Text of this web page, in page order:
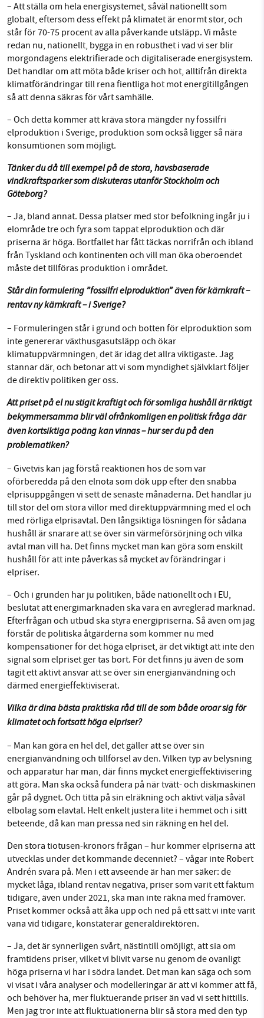
– Att ställa om hela energisystemet, såväl nationellt som
globalt, eftersom dess effekt på klimatet är enormt stor, och
står för 70-75 procent av alla påverkande utsläpp. Vi måste
redan nu, nationellt, bygga in en robusthet i vad vi ser blir
morgondagens elektrifierade och digitaliserade energisystem.
Det handlar om att möta både kriser och hot, alltifrån direkta
klimatförändringar till rena fientliga hot mot energitillgången
så att denna säkras för vårt samhälle.
– Och detta kommer att kräva stora mängder ny fossilfri
elproduktion i Sverige, produktion som också ligger så nära
konsumtionen som möjligt.
Tänker du då till exempel på de stora, havsbaserade
vindkraftsparker som diskuteras utanför Stockholm och
Göteborg?
– Ja, bland annat. Dessa platser med stor befolkning ingår ju i
elområde tre och fyra som tappat elproduktion och där
priserna är höga. Bortfallet har fått täckas norrifrån och ibland
från Tyskland och kontinenten och vill man öka oberoendet
måste det tillföras produktion i området.
Står din formulering ”fossilfri elproduktion” även för kärnkraft –
rentav ny kärnkraft – i Sverige?
– Formuleringen står i grund och botten för elproduktion som
inte genererar växthusgasutsläpp och ökar
klimatuppvärmningen, det är idag det allra viktigaste. Jag
stannar där, och betonar att vi som myndighet självklart följer
de direktiv politiken ger oss.
Att priset på el nu stigit kraftigt och för somliga hushåll är riktigt
bekymmersamma blir väl ofrånkomligen en politisk fråga där
även kortsiktiga poäng kan vinnas – hur ser du på den
problematiken?
– Givetvis kan jag förstå reaktionen hos de som var
oförberedda på den elnota som dök upp efter den snabba
elprisuppgången vi sett de senaste månaderna. Det handlar ju
till stor del om stora villor med direktuppvärmning med el och
med rörliga elprisavtal. Den långsiktiga lösningen för sådana
hushåll är snarare att se över sin värmeförsörjning och vilka
avtal man vill ha. Det finns mycket man kan göra som enskilt
hushåll för att inte påverkas så mycket av förändringar i
elpriser.
– Och i grunden har ju politiken, både nationellt och i EU,
beslutat att energimarknaden ska vara en avreglerad marknad.
Efterfrågan och utbud ska styra energipriserna. Så även om jag
förstår de politiska åtgärderna som kommer nu med
kompensationer för det höga elpriset, är det viktigt att inte den
signal som elpriset ger tas bort. För det finns ju även de som
tagit ett aktivt ansvar att se över sin energianvändning och
därmed energieffektiviserat.
Vilka är dina bästa praktiska råd till de som både oroar sig för
klimatet och fortsatt höga elpriser?
– Man kan göra en hel del, det gäller att se över sin
energianvändning och tillförsel av den. Vilken typ av belysning
och apparatur har man, där finns mycket energieffektivisering
att göra. Man ska också fundera på när tvätt- och diskmaskinen
går på dygnet. Och titta på sin elräkning och aktivt välja såväl
elbolag som elavtal. Helt enkelt justera lite i hemmet och i sitt
beteende, då kan man pressa ned sin räkning en hel del.
Den stora tiotusen-kronors frågan – hur kommer elpriserna att
utvecklas under det kommande decenniet? – vågar inte Robert
Andrén svara på. Men i ett avseende är han mer säker: de
mycket låga, ibland rentav negativa, priser som varit ett faktum
tidigare, även under 2021, ska man inte räkna med framöver.
Priset kommer också att åka upp och ned på ett sätt vi inte varit
vana vid tidigare, konstaterar generaldirektören.
– Ja, det är synnerligen svårt, nästintill omöjligt, att sia om
framtidens priser, vilket vi blivit varse nu genom de ovanligt
höga priserna vi har i södra landet. Det man kan säga och som
vi visat i våra analyser och modelleringar är att vi kommer att få,
och behöver ha, mer fluktuerande priser än vad vi sett hittills.
Men jag tror inte att fluktuationerna blir så stora med den typ